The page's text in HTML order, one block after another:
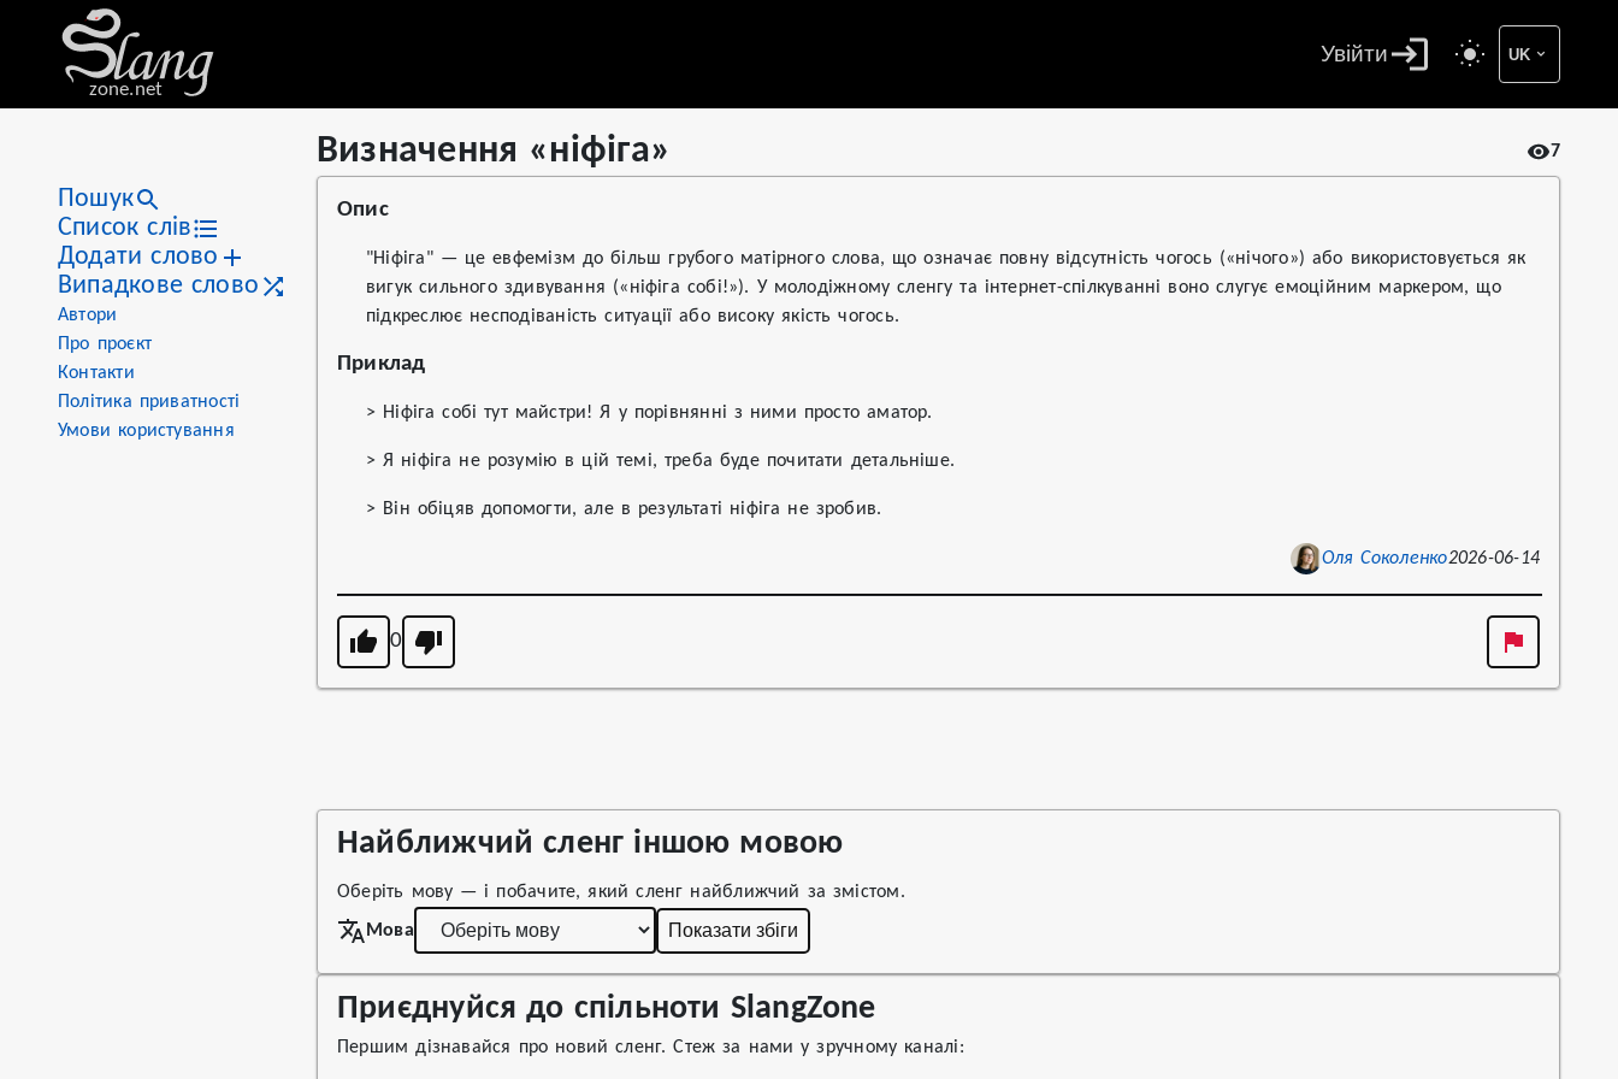
zone.net
Увійти UK
Пошук
Список слів
Додати слово
Випадкове слово
Автори
Про проєкт
Контакти
Політика приватності
Умови користування
Визначення «ніфіга»
7
Визначення «ніфіга»
Stat
Value
Views
7
Definitions
First seen
2026
Опис
"Ніфіга" — це евфемізм до більш грубого матірного слова, що означає повну відсутність чогось («нічого») або використовується як
вигук сильного здивування («ніфіга собі!»). У молодіжному сленгу та інтернет-спілкуванні воно слугує емоційним маркером, що
підкреслює несподіваність ситуації або високу якість чогось.
Приклад
> Ніфіга собі тут майстри! Я у порівнянні з ними просто аматор.
> Я ніфіга не розумію в цій темі, треба буде почитати детальніше.
> Він обіцяв допомогти, але в результаті ніфіга не зробив.
Оля Соколенко2026-06-14
0
Найближчий сленг іншою мовою
Оберіть мову — і побачите, який сленг найближчий за змістом.
Мова
Показати збіги
Приєднуйся до спільноти SlangZone
Першим дізнавайся про новий сленг. Стеж за нами у зручному каналі: